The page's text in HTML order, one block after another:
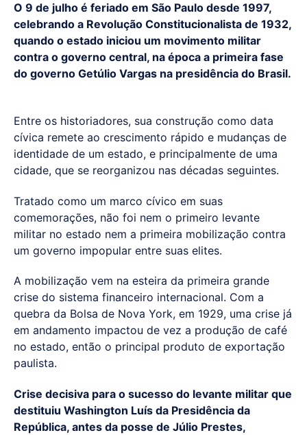
O 9 de julho é feriado em São Paulo desde 1997,
celebrando a Revolução Constitucionalista de 1932,
quando o estado iniciou um movimento militar
contra o governo central, na época a primeira fase
do governo Getúlio Vargas na presidência do Brasil.
Entre os historiadores, sua construção como data
cívica remete ao crescimento rápido e mudanças de
identidade de um estado, e principalmente de uma
cidade, que se reorganizou nas décadas seguintes.
Tratado como um marco cívico em suas
comemorações, não foi nem o primeiro levante
militar no estado nem a primeira mobilização contra
um governo impopular entre suas elites.
A mobilização vem na esteira da primeira grande
crise do sistema financeiro internacional. Com a
quebra da Bolsa de Nova York, em 1929, uma crise já
em andamento impactou de vez a produção de café
no estado, então o principal produto de exportação
paulista.
Crise decisiva para o sucesso do levante militar que
destituiu Washington Luís da Presidência da
República, antes da posse de Júlio Prestes,